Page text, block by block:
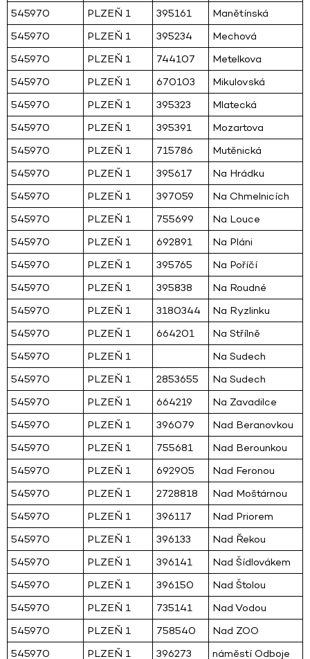
545970
PLZEŇ 1 395161
Manětínská
545970
PLZEŇ 1 395234
Mechová
545970
PLZEŇ 1 744107
Metelkova
545970
PLZEŇ 1 670103
Mikulovská
545970
PLZEŇ 1 395323
Mlatecká
545970
PLZEŇ 1 395391
Mozartova
545970
PLZEŇ 1 715786
Mutěnická
545970
PLZEŇ 1 395617
Na Hrádku
545970
PLZEŇ 1 397059
Na Chmelnicích
545970
PLZEŇ 1 755699
Na Louce
545970
PLZEŇ 1 692891
Na Pláni
545970
PLZEŇ 1 395765
Na Poříčí
545970
PLZEŇ 1 395838
Na Roudné
545970
PLZEŇ 1 3180344
Na Ryzlinku
545970
PLZEŇ 1 664201
Na Střílně
545970
PLZEŇ 1
Na Sudech
545970
PLZEŇ 1 2853655
Na Sudech
545970
PLZEŇ 1 664219
Na Zavadilce
545970
PLZEŇ 1 396079
Nad Beranovkou
545970
PLZEŇ 1 755681
Nad Berounkou
545970
PLZEŇ 1 692905
Nad Feronou
545970
PLZEŇ 1 2728818
Nad Moštárnou
545970
PLZEŇ 1 396117
Nad Priorem
545970
PLZEŇ 1 396133
Nad Řekou
545970
PLZEŇ 1 396141
Nad Šídlovákem
545970
PLZEŇ 1 396150
Nad Štolou
545970
PLZEŇ 1 735141
Nad Vodou
545970
PLZEŇ 1 758540
Nad ZOO
545970
PLZEŇ 1 396273 náměstí Odboje